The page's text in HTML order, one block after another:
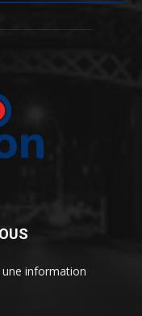
une information